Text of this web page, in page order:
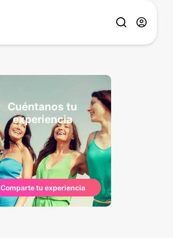
Cuéntanos tu
experiencia
Comparte tu experiencia